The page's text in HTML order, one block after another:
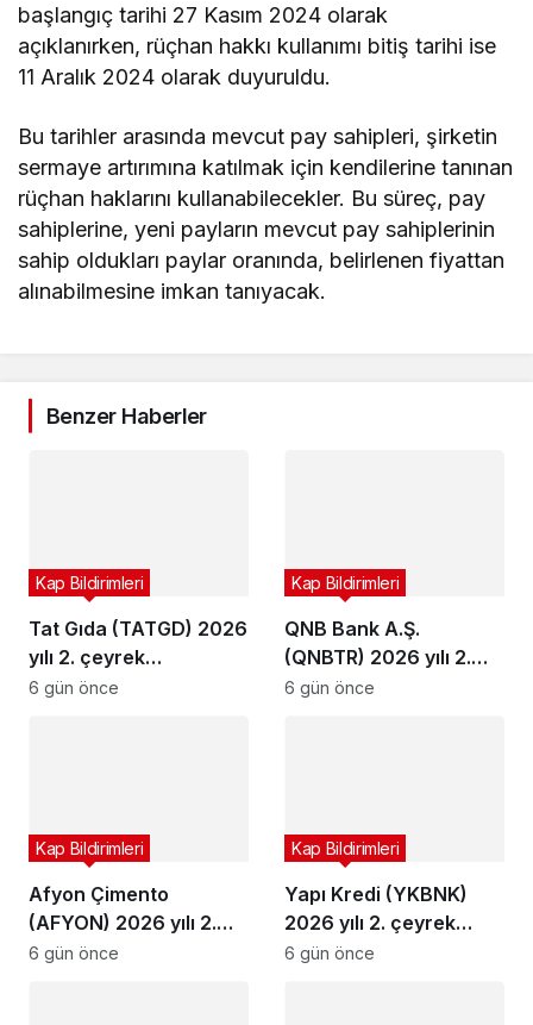
başlangıç tarihi 27 Kasım 2024 olarak
açıklanırken, rüçhan hakkı kullanımı bitiş tarihi ise
11 Aralık 2024 olarak duyuruldu.
Bu tarihler arasında mevcut pay sahipleri, şirketin
sermaye artırımına katılmak için kendilerine tanınan
rüçhan haklarını kullanabilecekler. Bu süreç, pay
sahiplerine, yeni payların mevcut pay sahiplerinin
sahip oldukları paylar oranında, belirlenen fiyattan
alınabilmesine imkan tanıyacak.
Benzer Haberler
Tat Gıda (TATGD) 2026
yılı 2. çeyrek
bilançosunu açıkladı
Kap Bildirimleri
6 gün önce
QNB Bank A.Ş.
(QNBTR) 2026 yılı 2.
çeyrek bilançosunu
Kap Bildirimleri
6 gün önce
Afyon Çimento
(AFYON) 2026 yılı 2.
çeyrek bilançosunu
Kap Bildirimleri
6 gün önce
Yapı Kredi (YKBNK)
2026 yılı 2. çeyrek
bilançosunu açıkladı
Kap Bildirimleri
6 gün önce